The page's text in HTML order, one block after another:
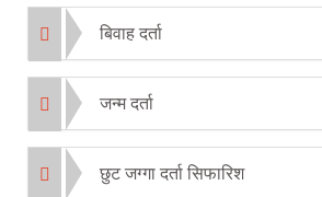
बिवाह दर्ता
जन्म दर्ता
छुट जग्गा दर्ता सिफारिश